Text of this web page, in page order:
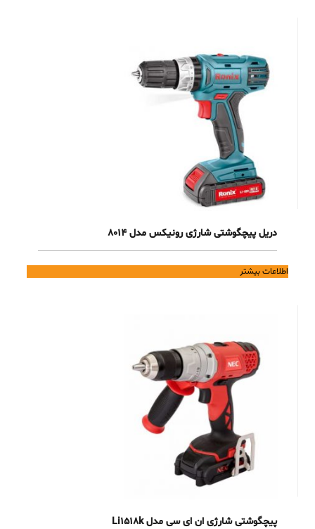
دریل پیچگوشتی شارژی رونیکس مدل 8014
اطلاعات بیشتر
پیچگوشتی شارژی ان ای سی مدل Li1518k